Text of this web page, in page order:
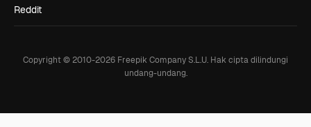
Reddit
Copyright © 2010-2026 Freepik Company S.L.U. Hak cipta dilindungi
undang-undang.